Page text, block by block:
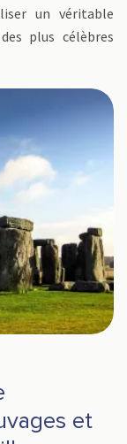
un véritable
plus célèbres
et